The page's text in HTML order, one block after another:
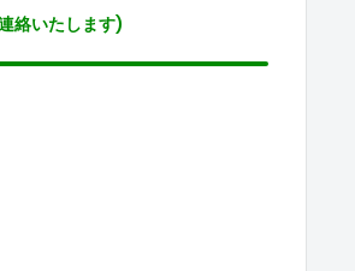
絡いたします)